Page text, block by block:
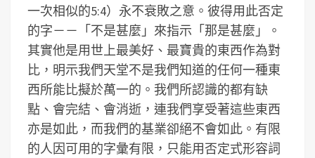
一次相似的5:4）永不衰敗之意。 彼得用此否定
的字－－「不是甚麼」來指示「那是甚麼」。
其實他是用世上最美好、最寶貴的東西作為對
比，明示我們天堂不是我們知道的任何一種東
西所能比擬於萬一的。我們所認識的都有缺
點、會完結、會消逝，連我們享受著這些東西
亦是如此，而我們的基業卻絕不會如此。有限
的人因可用的字彙有限，只能用否定式形容詞